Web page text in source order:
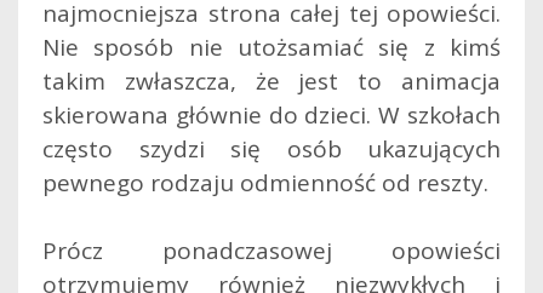
najmocniejsza strona całej tej opowieści.
Nie sposób nie utożsamiać się z kimś
takim zwłaszcza, że jest to animacja
skierowana głównie do dzieci. W szkołach
często szydzi się osób ukazujących
pewnego rodzaju odmienność od reszty.
Prócz ponadczasowej opowieści
otrzymujemy również niezwykłych i